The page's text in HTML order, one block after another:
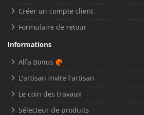
Créer un compte client
Formulaire de retour
Informations
Alfa Bonus
L'artisan invite l'artisan
Le coin des travaux
Sélecteur de produits